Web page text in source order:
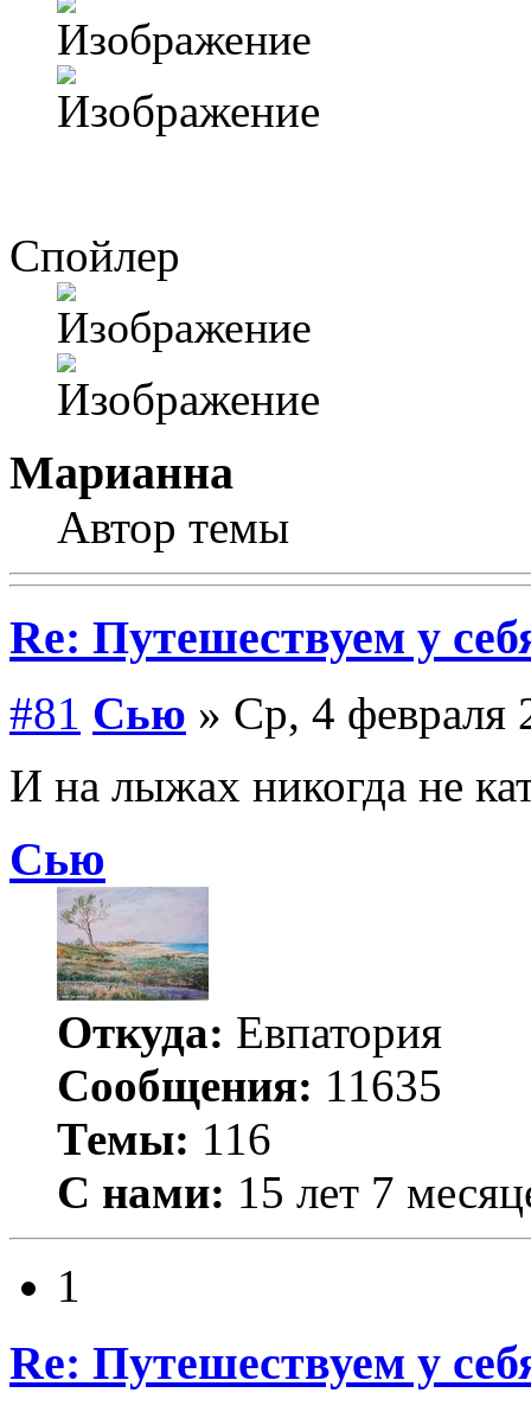
Спойлер
Марианна
Автор темы
Re: Путешествуем у
#81 Сью » Ср, 4 февраля
И на лыжах никогда не
Сью
Откуда: Евпатория
Сообщения: 11635
Темы: 116
С нами: 15 лет 7
1
Re: Путешествуем у